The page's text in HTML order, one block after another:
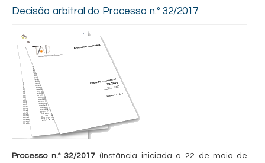
Decisão arbitral do Processo n.º 32/2017
Processo n.º 32/2017 (Instância iniciada a 22 de maio de